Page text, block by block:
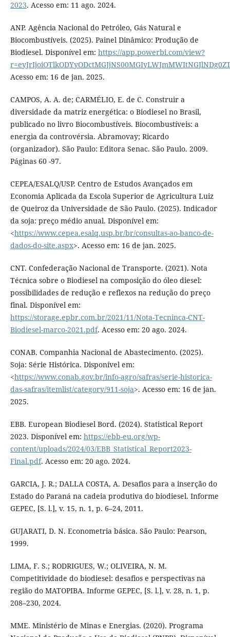
2023. Acesso em: 11 ago. 2024.
ANP. Agência Nacional do Petróleo, Gás Natural e
Biocombustíveis. (2025). Painel Dinâmico: Produção de
Biodiesel. Disponível em: https://app.powerbi.com/view?
Acesso em: 16 de jan. 2025.
CAMPOS, A. A. de; CARMÉLIO, E. de C. Construir a
diversidade da matriz energética: o Biodiesel no Brasil,
publicado no livro Biocombustíveis. Biocombustíveis: a
energia da controvérsia. Abramovay; Ricardo
(organizador). São Paulo: Editora Senac. São Paulo. 2009.
Páginas 60 -97.
CEPEA/ESALQ/USP. Centro de Estudos Avançados em
Economia Aplicada da Escola Superior de Agricultura Luiz
de Queiroz da Universidade de São Paulo. (2025). Indicador
da soja: preço médio anual. Disponível em:
<https://www.cepea.esalq.usp.br/br/consultas-ao-banco-de-
dados-do-site.aspx>. Acesso em: 16 de jan. 2025.
CNT. Confederação Nacional de Transporte. (2021). Nota
Técnica sobre o Biodiesel na composição do óleo diesel:
possibilidades de redução e reflexos na redução do preço
final. Disponível em:
https://storage.epbr.com.br/2021/11/Nota-Tecninca-CNT-
Biodiesel-marco-2021.pdf. Acesso em: 20 ago. 2024.
CONAB. Companhia Nacional de Abastecimento. (2025).
Soja: Série Histórica. Disponível em:
<https://www.conab.gov.br/info-agro/safras/serie-historica-
das-safras/itemlist/category/911-soja>. Acesso em: 16 de jan.
2025.
EBB. European Biodiesel Bord. (2024). Statistical Report
2023. Disponível em: https://ebb-eu.org/wp-
content/uploads/2024/03/EBB_Statistical_Report2023-
Final.pdf. Acesso em: 20 ago. 2024.
GARCIA, J. R.; DALLA COSTA, A. Desafios para a inserção do
Estado do Paraná na cadeia produtiva do biodiesel. Informe
GEPEC, [S. l.], v. 15, n. 1, p. 6–24, 2011.
GUJARATI, D. N. Econometria básica. São Paulo: Pearson,
1999.
LIMA, F. S.; RODRIGUES, W.; OLIVEIRA, N. M.
Competitividade do biodiesel: desafios e perspectivas na
região do MATOPIBA. Informe GEPEC, [S. l.], v. 28, n. 1, p.
208–230, 2024.
MME. Ministério de Minas e Energias. (2020). Programa